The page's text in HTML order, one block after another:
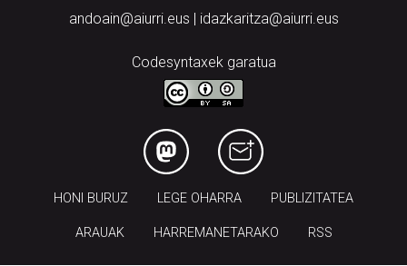
andoain@aiurri.eus | idazkaritza@aiurri.eus
Codesyntaxek garatua
HONI BURUZ LEGE OHARRA PUBLIZITATEA
ARAUAK HARREMANETARAKO RSS